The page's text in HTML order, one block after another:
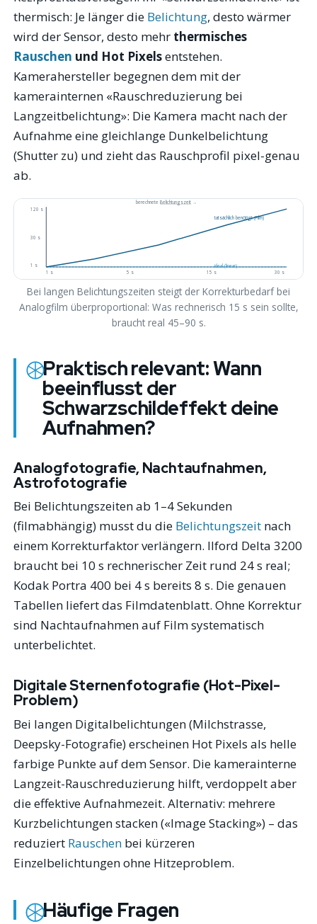
thermisch: Je länger die Belichtung, desto wärmer
wird der Sensor, desto mehr thermisches
Rauschen und Hot Pixelsentstehen.
Kamerahersteller begegnen dem mit der
kamerainternen «Rauschreduzierung bei
Langzeitbelichtung»: Die Kamera macht nach der
Aufnahme eine gleichlange Dunkelbelichtung
(Shutter zu) und zieht das Rauschprofil pixel-genau
ab.
1 s
30 s
120 s
1 s 5 s 15 s 30 s
berechneteBelichtungszeit →
tatsächlich benötigt (Film)
ideal (linear)
Bei langen Belichtungszeiten steigt der Korrekturbedarf bei
Analogfilm überproportional: Was rechnerisch 15 s sein sollte,
braucht real 45–90 s.
Praktisch relevant: Wann
beeinflusst der
Schwarzschildeffekt deine
Aufnahmen?
Analogfotografie, Nachtaufnahmen,
Astrofotografie
Bei Belichtungszeiten ab 1–4 Sekunden
(filmabhängig) musst du die Belichtungszeit nach
einem Korrekturfaktor verlängern. Ilford Delta 3200
braucht bei 10 s rechnerischer Zeit rund 24 s real;
Kodak Portra 400 bei 4 s bereits 8 s. Die genauen
Tabellen liefert das Filmdatenblatt. Ohne Korrektur
sind Nachtaufnahmen auf Film systematisch
unterbelichtet.
Digitale Sternenfotografie (Hot-Pixel-
Problem)
Bei langen Digitalbelichtungen (Milchstrasse,
Deepsky-Fotografie) erscheinen Hot Pixels als helle
farbige Punkte auf dem Sensor. Die kamerainterne
Langzeit-Rauschreduzierung hilft, verdoppelt aber
die effektive Aufnahmezeit. Alternativ: mehrere
Kurzbelichtungen stacken («Image Stacking») – das
reduziert Rauschen bei kürzeren
Einzelbelichtungen ohne Hitzeproblem.
Häufige Fragen